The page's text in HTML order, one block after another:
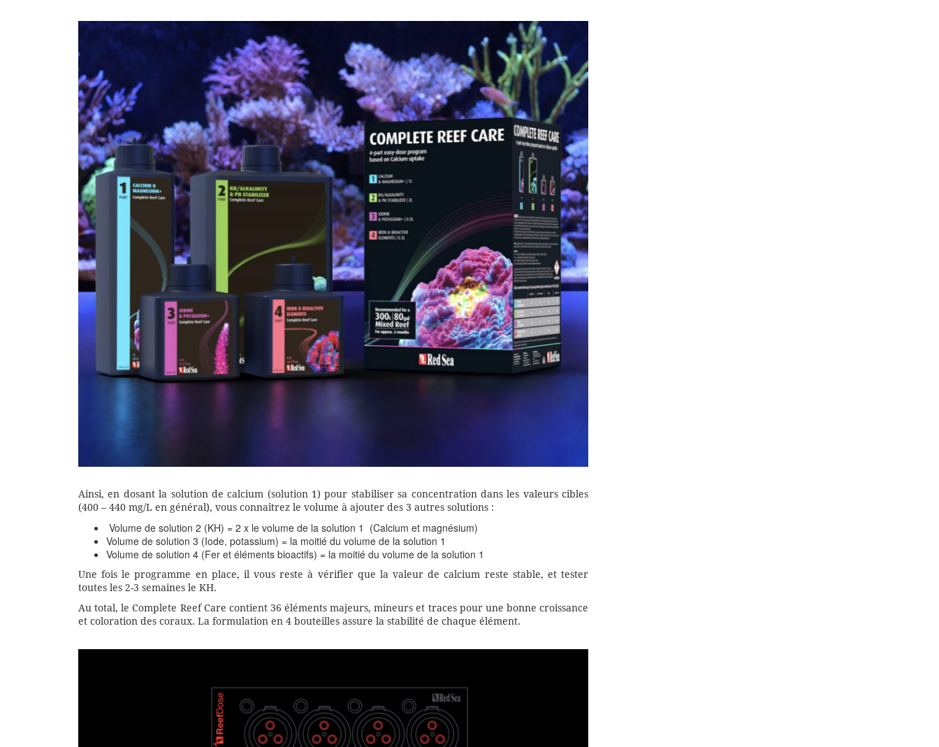
Ainsi, en dosant la solution de calcium (solution 1) pour stabiliser sa concentration dans les valeurs cibles
(400 – 440 mg/L en général), vous connaîtrez le volume à ajouter des 3 autres solutions :
Volume de solution 2 (KH) = 2 x le volume de la solution 1 (Calcium et magnésium)
Volume de solution 3 (Iode, potassium) = la moitié du volume de la solution 1
Volume de solution 4 (Fer et éléments bioactifs) = la moitié du volume de la solution 1
Une fois le programme en place, il vous reste à vérifier que la valeur de calcium reste stable, et tester
toutes les 2-3 semaines le KH.
Au total, le Complete Reef Care contient 36 éléments majeurs, mineurs et traces pour une bonne croissance
et coloration des coraux. La formulation en 4 bouteilles assure la stabilité de chaque élément.